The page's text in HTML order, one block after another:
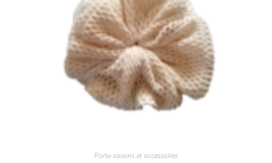
Porte-savons et accessoires